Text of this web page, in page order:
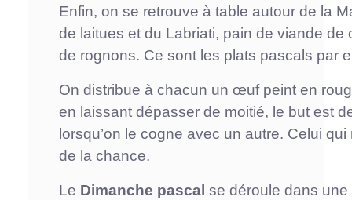
Enfin, on se retrouve à table autour de la
de laitues et du Labriati, pain de viande de
de rognons. Ce sont les plats pascals par
On distribue à chacun un œuf peint en
en laissant dépasser de moitié, le but est
lorsqu’on le cogne avec un autre. Celui
de la chance.
Le Dimanche pascal se déroule dans